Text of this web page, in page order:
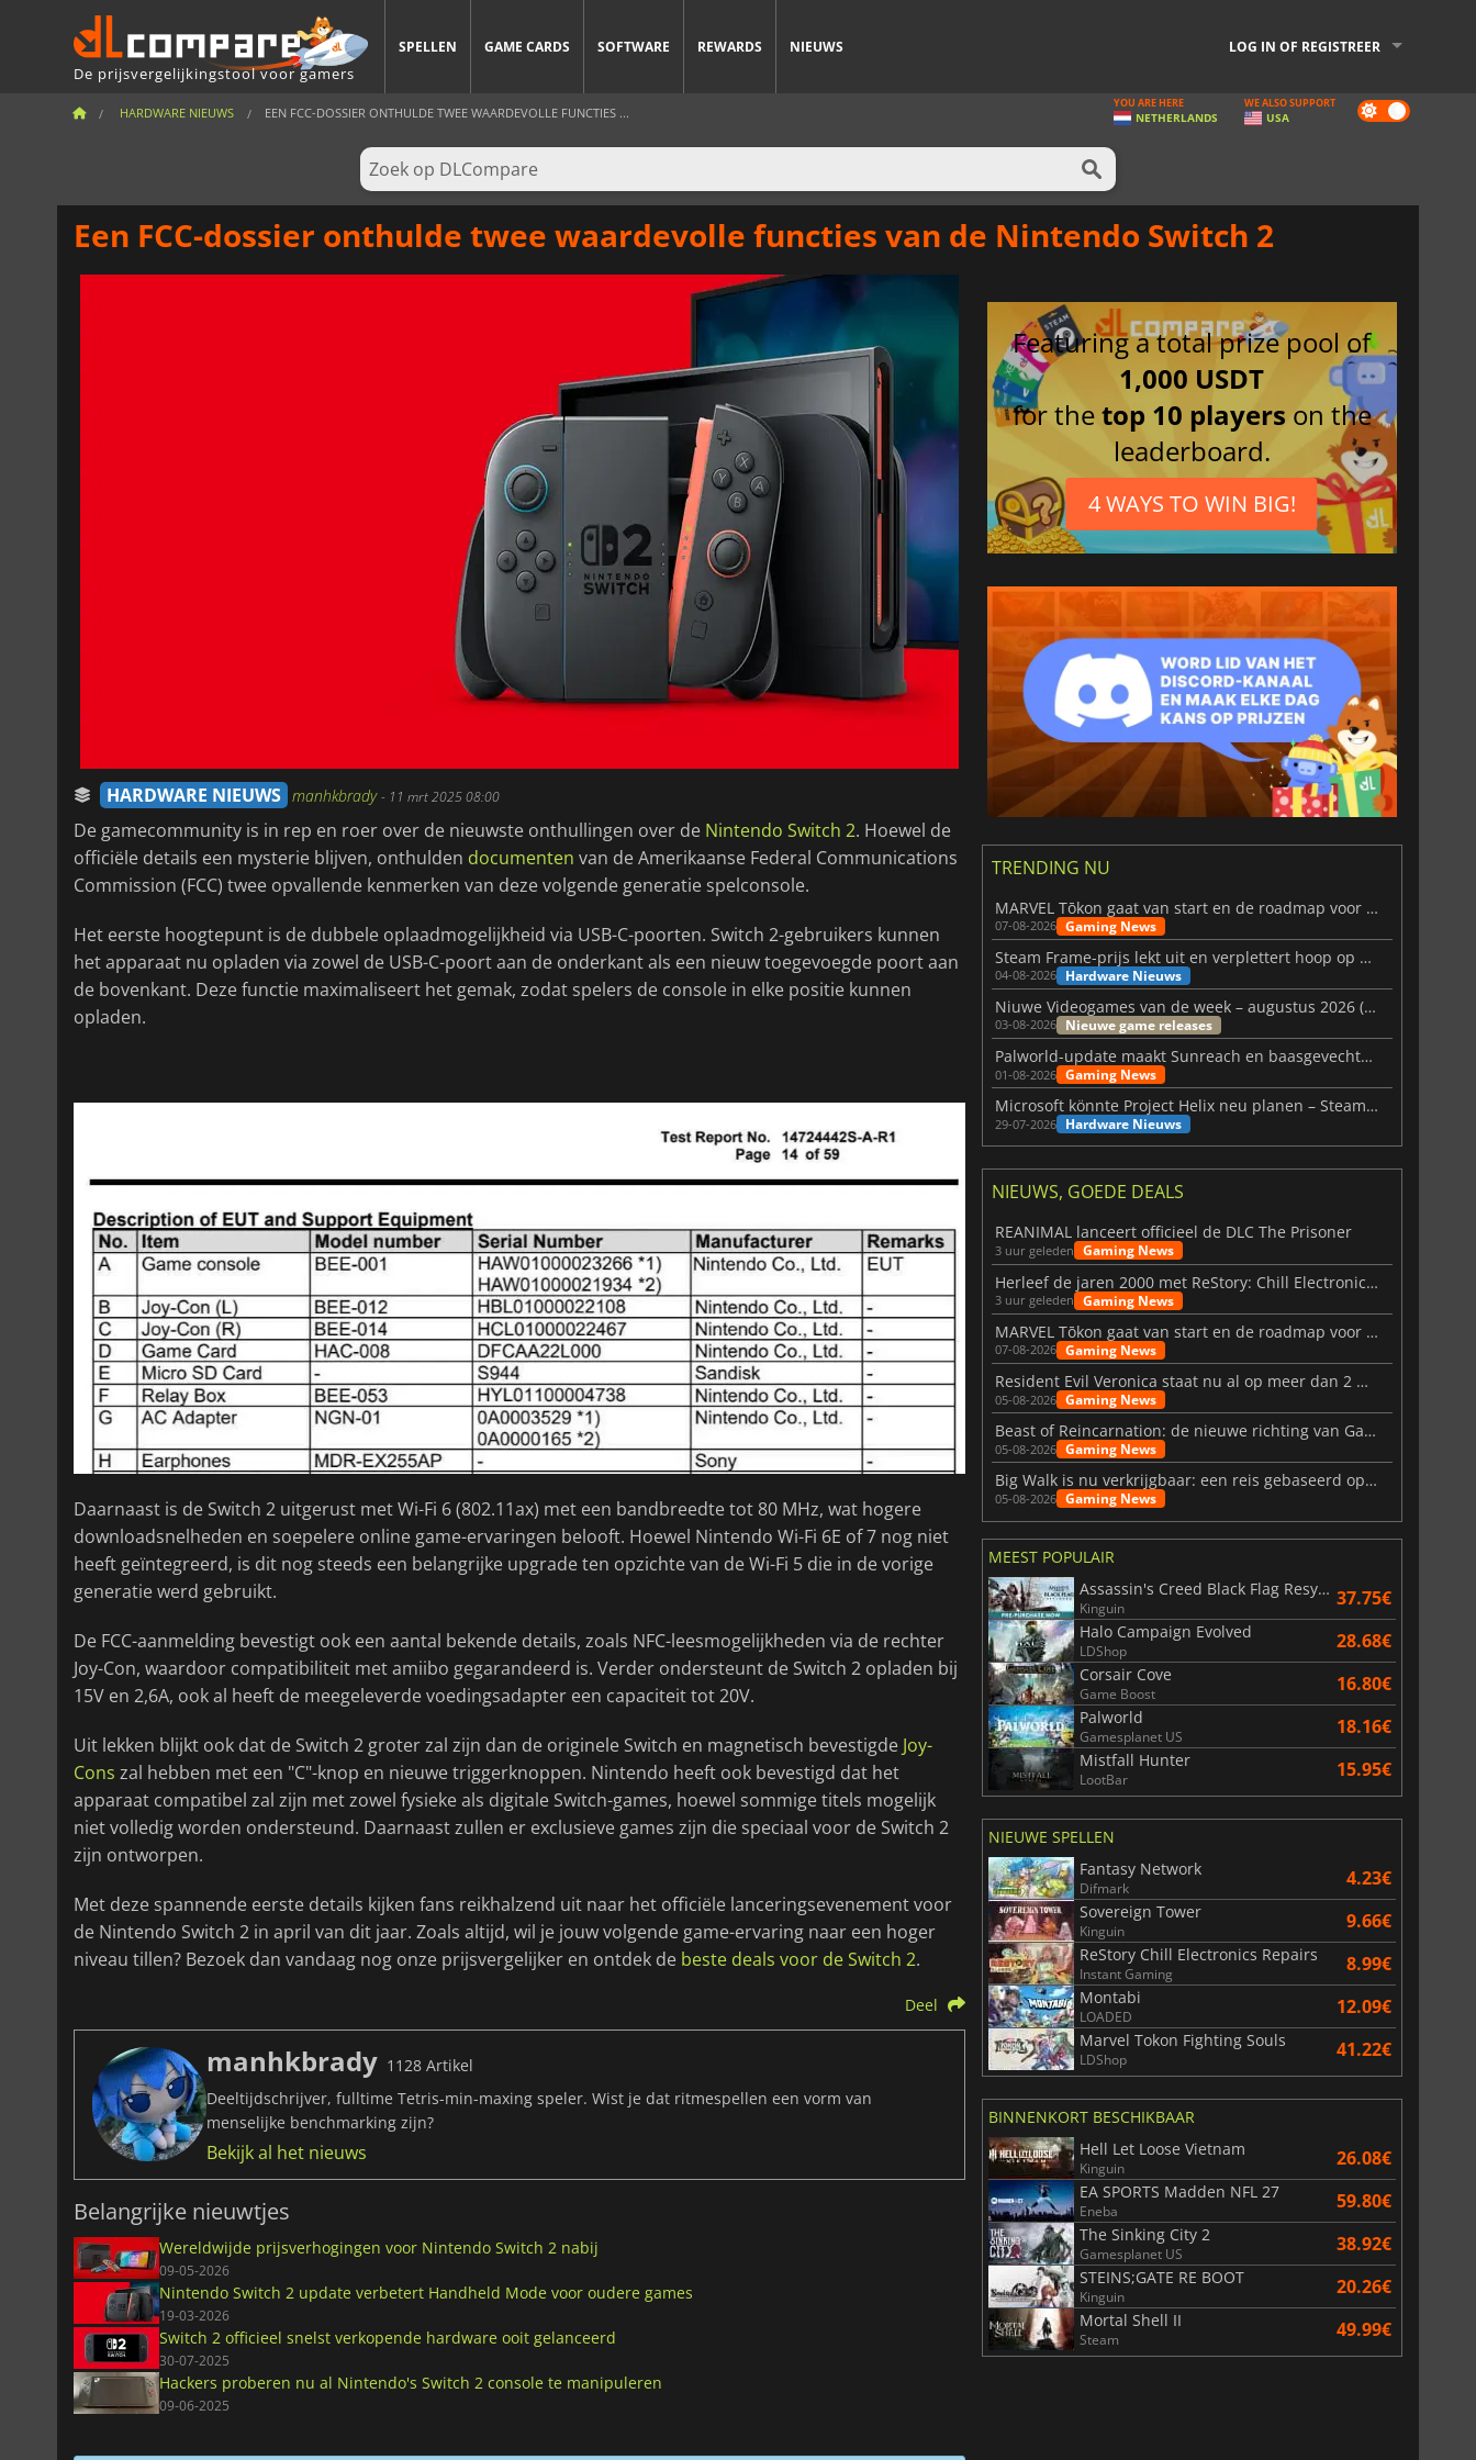
De prijsvergelijkingstool voor gamers
SPELLEN GAME CARDS SOFTWARE REWARDS NIEUWS LOG IN OF REGISTREER
HARDWARE NIEUWS EEN FCC-DOSSIER ONTHULDE TWEE WAARDEVOLLE FUNCTIES ... Dark
mode
YOU ARE HERE
NETHERLANDS
WE ALSO SUPPORT
USA
Een FCC-dossier onthulde twee waardevolle functies van de Nintendo Switch 2
HARDWARE NIEUWS manhkbrady- 11 mrt 2025 08:00
De gamecommunity is in rep en roer over de nieuwste onthullingen over de Nintendo Switch 2. Hoewel de
officiële details een mysterie blijven, onthulden documenten van de Amerikaanse Federal Communications
Commission (FCC) twee opvallende kenmerken van deze volgende generatie spelconsole.
Het eerste hoogtepunt is de dubbele oplaadmogelijkheid via USB-C-poorten. Switch 2-gebruikers kunnen
het apparaat nu opladen via zowel de USB-C-poort aan de onderkant als een nieuw toegevoegde poort aan
de bovenkant. Deze functie maximaliseert het gemak, zodat spelers de console in elke positie kunnen
opladen.
Daarnaast is de Switch 2 uitgerust met Wi-Fi 6 (802.11ax) met een bandbreedte tot 80 MHz, wat hogere
downloadsnelheden en soepelere online game-ervaringen belooft. Hoewel Nintendo Wi-Fi 6E of 7 nog niet
heeft geïntegreerd, is dit nog steeds een belangrijke upgrade ten opzichte van de Wi-Fi 5 die in de vorige
generatie werd gebruikt.
De FCC-aanmelding bevestigt ook een aantal bekende details, zoals NFC-leesmogelijkheden via de rechter
Joy-Con, waardoor compatibiliteit met amiibo gegarandeerd is. Verder ondersteunt de Switch 2 opladen bij
15V en 2,6A, ook al heeft de meegeleverde voedingsadapter een capaciteit tot 20V.
Uit lekken blijkt ook dat de Switch 2 groter zal zijn dan de originele Switch en magnetisch bevestigde Joy-
Cons zal hebben met een "C"-knop en nieuwe triggerknoppen. Nintendo heeft ook bevestigd dat het
apparaat compatibel zal zijn met zowel fysieke als digitale Switch-games, hoewel sommige titels mogelijk
niet volledig worden ondersteund. Daarnaast zullen er exclusieve games zijn die speciaal voor de Switch 2
zijn ontworpen.
Met deze spannende eerste details kijken fans reikhalzend uit naar het officiële lanceringsevenement voor
de Nintendo Switch 2 in april van dit jaar. Zoals altijd, wil je jouw volgende game-ervaring naar een hoger
niveau tillen? Bezoek dan vandaag nog onze prijsvergelijker en ontdek de beste deals voor de Switch 2.
Deel
manhkbrady 1128 Artikel
Deeltijdschrijver, fulltime Tetris-min-maxing speler. Wist je dat ritmespellen een vorm van
menselijke benchmarking zijn?
Bekijk al het nieuws
Belangrijke nieuwtjes
Wereldwijde prijsverhogingen voor Nintendo Switch 2 nabij
09-05-2026
Nintendo Switch 2 update verbetert Handheld Mode voor oudere games
19-03-2026
Switch 2 officieel snelst verkopende hardware ooit gelanceerd
30-07-2025
Hackers proberen nu al Nintendo's Switch 2 console te manipuleren
09-06-2025
Featuring a total prize pool of
1,000 USDT
for thetop 10 players on the
leaderboard.
4 WAYS TO WIN BIG!
TRENDING NU
MARVEL Tōkon gaat van start en de roadmap voor jaar 1 is bekendgemaakt
07-08-2026 Gaming News
Steam Frame-prijs lekt uit en verplettert hoop op betaalbare VR
04-08-2026 Hardware Nieuws
Niuwe Videogames van de week – augustus 2026 (week 32)
03-08-2026 Nieuwe game releases
Palworld-update maakt Sunreach en baasgevechten stabieler
01-08-2026 Gaming News
Microsoft könnte Project Helix neu planen – Steam-Support wackelt
29-07-2026 Hardware Nieuws
NIEUWS, GOEDE DEALS
REANIMAL lanceert officieel de DLC The Prisoner
3 uur geleden Gaming News
Herleef de jaren 2000 met ReStory: Chill Electronics Repairs
3 uur geleden Gaming News
MARVEL Tōkon gaat van start en de roadmap voor jaar 1 is bekendgemaakt
07-08-2026 Gaming News
Resident Evil Veronica staat nu al op meer dan 2 miljoen verlanglijstjes
05-08-2026 Gaming News
Beast of Reincarnation: de nieuwe richting van Game Freak
05-08-2026 Gaming News
Big Walk is nu verkrijgbaar: een reis gebaseerd op vriendschap
05-08-2026 Gaming News
MEEST POPULAIR
Assassin's Creed Black Flag Resynced
Kinguin 37.75€
Halo Campaign Evolved
LDShop 28.68€
Corsair Cove
Game Boost 16.80€
Palworld
Gamesplanet US 18.16€
Mistfall Hunter
LootBar 15.95€
NIEUWE SPELLEN
Fantasy Network
Difmark 4.23€
Sovereign Tower
Kinguin 9.66€
ReStory Chill Electronics Repairs
Instant Gaming 8.99€
Montabi
LOADED 12.09€
Marvel Tokon Fighting Souls
LDShop 41.22€
BINNENKORT BESCHIKBAAR
Hell Let Loose Vietnam
Kinguin 26.08€
EA SPORTS Madden NFL 27
Eneba 59.80€
The Sinking City 2
Gamesplanet US 38.92€
STEINS;GATE RE BOOT
Kinguin 20.26€
Mortal Shell II
Steam 49.99€